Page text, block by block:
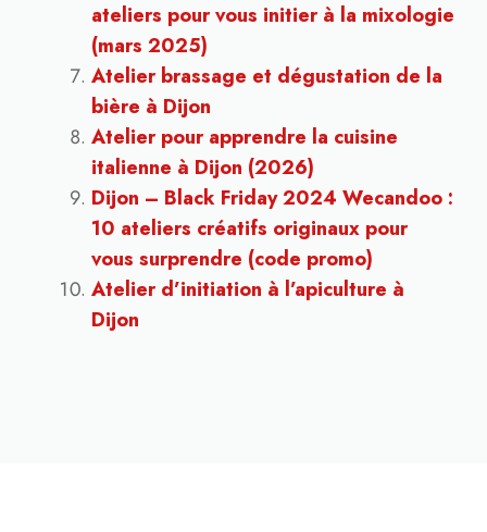
ateliers pour vous initier à la mixologie
(mars 2025)
Atelier brassage et dégustation de la
bière à Dijon
Atelier pour apprendre la cuisine
italienne à Dijon (2026)
Dijon – Black Friday 2024 Wecandoo :
10 ateliers créatifs originaux pour
vous surprendre (code promo)
Atelier d’initiation à l’apiculture à
Dijon